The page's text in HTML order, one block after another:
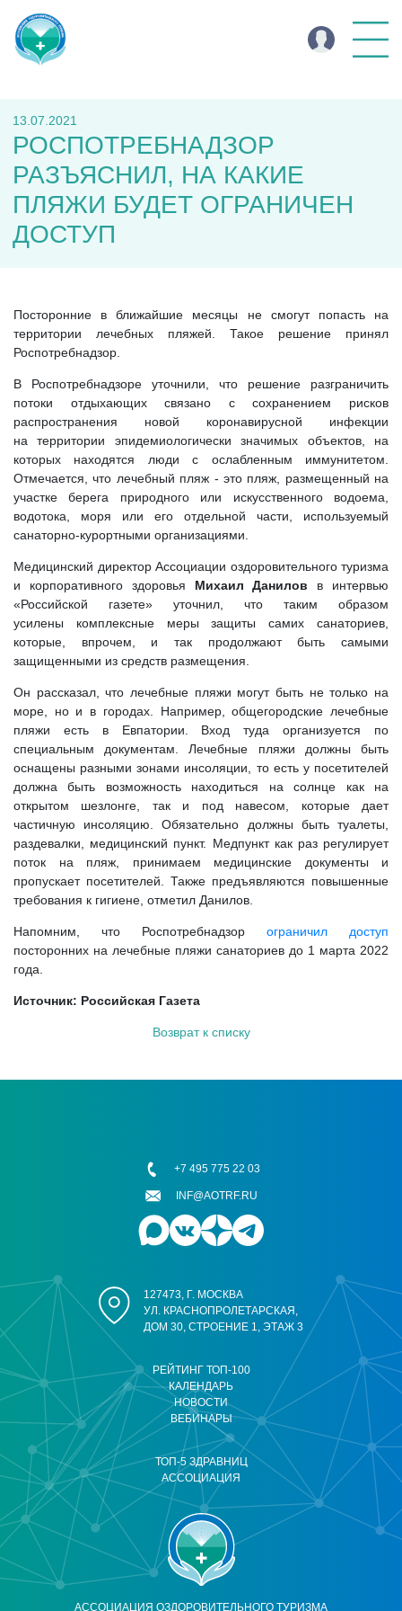
13.07.2021
РОСПОТРЕБНАДЗОР
РАЗЪЯСНИЛ, НА КАКИЕ
ПЛЯЖИ БУДЕТ ОГРАНИЧЕН
ДОСТУП
Посторонние в ближайшие месяцы не смогут попасть на
территории лечебных пляжей. Такое решение принял
Роспотребнадзор.
В Роспотребнадзоре уточнили, что решение разграничить
потоки отдыхающих связано с сохранением рисков
распространения новой коронавирусной инфекции
на территории эпидемиологически значимых объектов, на
которых находятся люди с ослабленным иммунитетом.
Отмечается, что лечебный пляж - это пляж, размещенный на
участке берега природного или искусственного водоема,
водотока, моря или его отдельной части, используемый
санаторно-курортными организациями.
Медицинский директор Ассоциации оздоровительного туризма
и корпоративного здоровья Михаил Данилов в интервью
«Российской газете» уточнил, что таким образом
усилены комплексные меры защиты самих санаториев,
которые, впрочем, и так продолжают быть самыми
защищенными из средств размещения.
Он рассказал, что лечебные пляжи могут быть не только на
море, но и в городах. Например, общегородские лечебные
пляжи есть в Евпатории. Вход туда организуется по
специальным документам. Лечебные пляжи должны быть
оснащены разными зонами инсоляции, то есть у посетителей
должна быть возможность находиться на солнце как на
открытом шезлонге, так и под навесом, которые дает
частичную инсоляцию. Обязательно должны быть туалеты,
раздевалки, медицинский пункт. Медпункт как раз регулирует
поток на пляж, принимаем медицинские документы и
пропускает посетителей. Также предъявляются повышенные
требования к гигиене, отметил Данилов.
Напомним, что Роспотребнадзор ограничил доступ
посторонних на лечебные пляжи санаториев до 1 марта 2022
года.
Источник: Российская Газета
Возврат к списку
АССОЦИАЦИЯ ОЗДОРОВИТЕЛЬНОГО ТУРИЗМА
РЕЙТИНГ ТОП-100
КАЛЕНДАРЬ
НОВОСТИ
ВЕБИНАРЫ
ТОП-5 ЗДРАВНИЦ
АССОЦИАЦИЯ
127473, Г. МОСКВА
УЛ. КРАСНОПРОЛЕТАРСКАЯ,
ДОМ 30, СТРОЕНИЕ 1, ЭТАЖ 3
+7 495 775 22 03
INF@AOTRF.RU